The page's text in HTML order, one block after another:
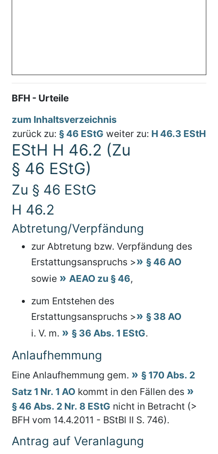
BFH - Urteile
zum Inhaltsverzeichnis
zurück zu: § 46 EStG weiter zu: H 46.3 EStH
EStH H 46.2 (Zu
§ 46 EStG)
Zu § 46 EStG
H 46.2
Abtretung/Verpfändung
zur Abtretung bzw. Verpfändung des
Erstattungsanspruchs >
§ 46 AO
sowie
AEAO zu § 46,
zum Entstehen des
Erstattungsanspruchs >
§ 38 AO
i. V. m.
§ 36 Abs. 1 EStG.
Anlaufhemmung
Eine Anlaufhemmung gem.
§ 170 Abs. 2
Satz 1 Nr. 1 AO kommt in den Fällen des
§ 46 Abs. 2 Nr. 8 EStG nicht in Betracht (>
BFH vom 14.4.2011 - BStBl II S. 746).
Antrag auf Veranlagung